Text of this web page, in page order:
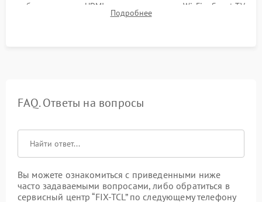
работы разъемов HDMI, динамиков, модуля Wi-Fi и Smart TV
в рабочем режиме в течение нескольких часов.
Подробнее
FAQ. Ответы на вопросы
Вы можете ознакомиться с приведенными ниже
часто задаваемыми вопросами, либо обратиться в
сервисный центр “FIX-TCL” по следующему телефону